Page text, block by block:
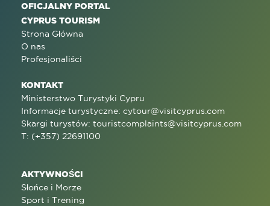
OFICJALNY PORTAL
CYPRUS TOURISM
Strona Główna
O nas
Profesjonaliści
KONTAKT
Ministerstwo Turystyki Cypru
Informacje turystyczne: cytour@visitcyprus.com
Skargi turystów: touristcomplaints@visitcyprus.com
T: (+357) 22691100
AKTYWNOŚCI
Słońce i Morze
Sport i Trening